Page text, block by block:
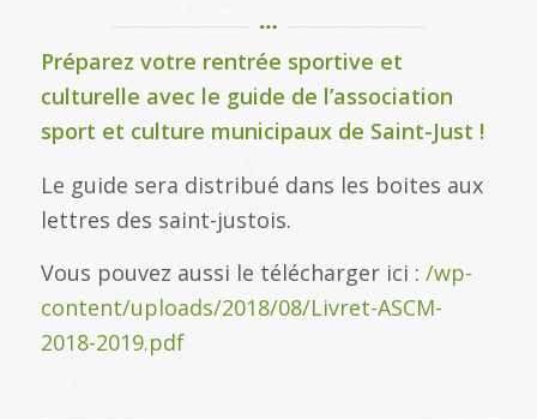
Préparez votre rentrée sportive et
culturelle avec le guide de l’association
sport et culture municipaux de Saint-Just !
Le guide sera distribué dans les boites aux
lettres des saint-justois.
Vous pouvez aussi le télécharger ici : /wp-
content/uploads/2018/08/Livret-ASCM-
2018-2019.pdf